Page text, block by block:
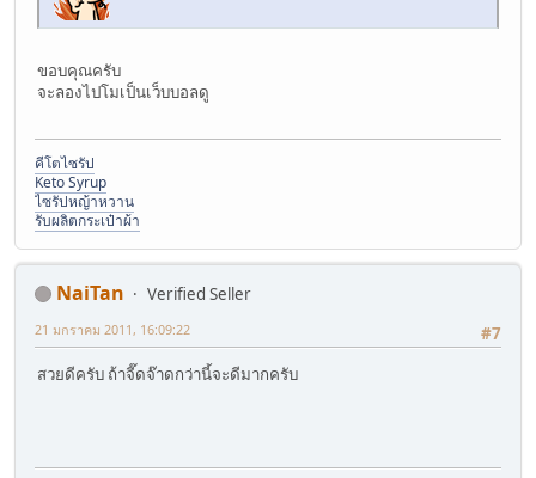
ขอบคุณครับ
จะลองไปโมเป็นเว็บบอลดู
คีโตไซรัป
Keto Syrup
ไซรัปหญ้าหวาน
รับผลิตกระเป๋าผ้า
NaiTan
Verified Seller
#7
21 มกราคม 2011, 16:09:22
สวยดีครับ ถ้าจี๊ดจ๊าดกว่านี้จะดีมากครับ